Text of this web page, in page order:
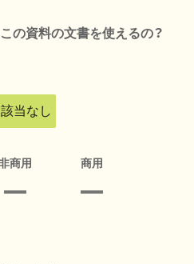
の資料の文書を使えるの？
該当なし
商用 商用